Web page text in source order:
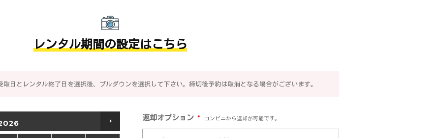
レンタル期間の設定はこちら
日とレンタル終了日を選択後、プルダウンを選択して下さい。締切後予約は取消となる場合がございます。
返却オプション * コンビニから返却が可能です。